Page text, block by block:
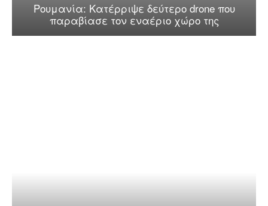
Ρουμανία: Κατέρριψε δεύτερο drone που
παραβίασε τον εναέριο χώρο της